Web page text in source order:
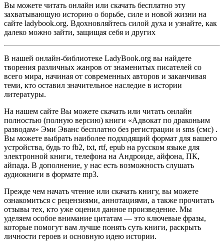
Вы можете читать онлайн или скачать бесплатно эту
захватывающую историю о борьбе, силе и новой жизни на
сайте ladybook.org. Вдохновляйтесь силой духа и узнайте, как
далеко можно зайти, защищая себя и других
В нашей онлайн-библиотеке LadyBook.org вы найдете
творения различных жанров от знаменитых писателей со
всего мира, начиная от современных авторов и заканчивая
теми, кто оставил значительное наследие в истории
литературы.
На нашем сайте Вы можете скачать или читать онлайн
полностью (полную версию) книги «Адвокат по драконьим
разводам» Эми Эванс бесплатно без регистрации и sms (смс) .
Вы можете выбрать наиболее подходящий формат для вашего
устройства, будь то fb2, txt, rtf, epub на русском языке для
электронной книги, телефона на Андроиде, айфона, ПК,
айпада. В дополнение, у нас есть возможность слушать
аудиокниги в формате mp3.
Прежде чем начать чтение или скачать книгу, вы можете
ознакомиться с рецензиями, аннотациями, а также прочитать
отзывы тех, кто уже оценил данное произведение. Мы
уделяем особое внимание цитатам — это ключевые фразы,
которые помогут вам лучше понять суть книги, раскрыть
личности героев и основную идею истории.